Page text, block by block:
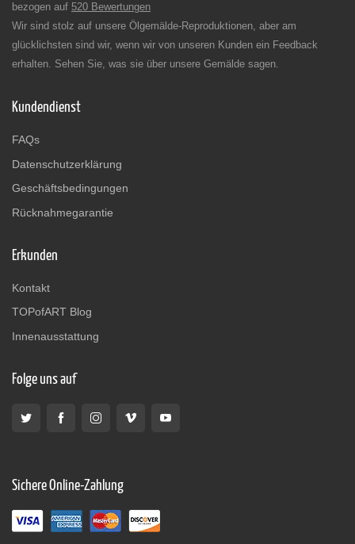
bezogen auf 520 Bewertungen
Wir sind stolz auf unsere Ölgemälde-Reproduktionen, aber am
glücklichsten sind wir, wenn wir von unseren Kunden ein Feedback
erhalten. Sehen Sie, was sie über unsere Gemälde sagen.
Kundendienst
FAQs
Datenschutzerklärung
Geschäftsbedingungen
Rücknahmegarantie
Erkunden
Kontakt
TOPofART Blog
Innenausstattung
Folge uns auf
Sichere Online-Zahlung